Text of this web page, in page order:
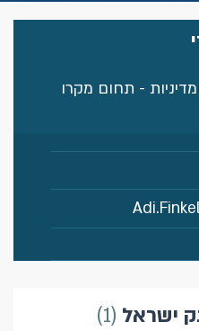
- תחום מקרו
ישראל 1